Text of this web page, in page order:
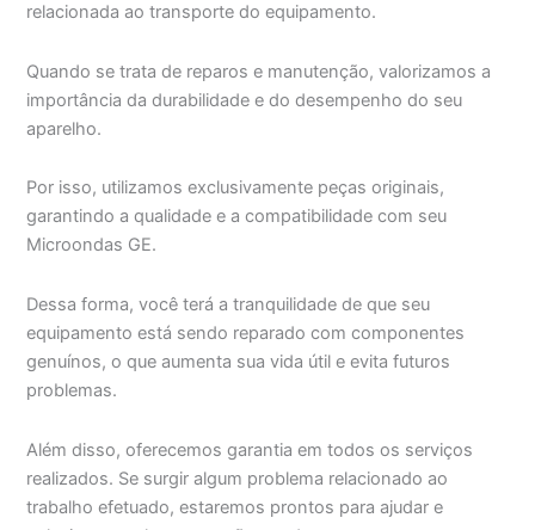
relacionada ao transporte do equipamento.
Quando se trata de reparos e manutenção, valorizamos a
importância da durabilidade e do desempenho do seu
aparelho.
Por isso, utilizamos exclusivamente peças originais,
garantindo a qualidade e a compatibilidade com seu
Microondas GE.
Dessa forma, você terá a tranquilidade de que seu
equipamento está sendo reparado com componentes
genuínos, o que aumenta sua vida útil e evita futuros
problemas.
Além disso, oferecemos garantia em todos os serviços
realizados. Se surgir algum problema relacionado ao
trabalho efetuado, estaremos prontos para ajudar e